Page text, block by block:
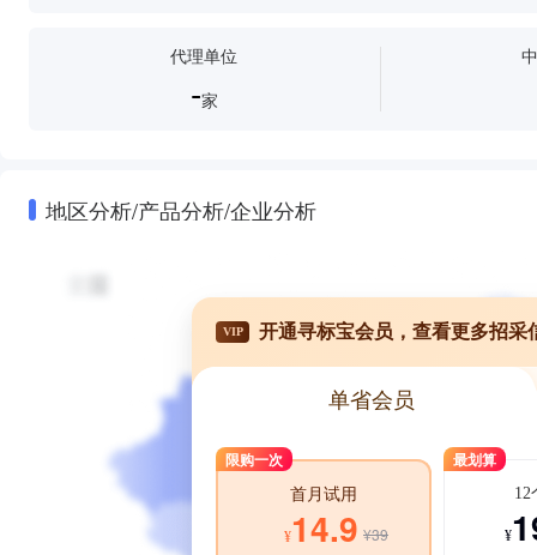
代理单位
-家
地区分析/产品分析/企业分析
VIP 开通寻标宝会员，查看更多招采
单省会员
限购一次
首月试用
¥14.9 ¥39
最划算
12
¥